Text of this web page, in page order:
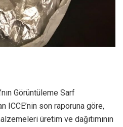
Görüntüleme Sarf
ICCE’nin son raporuna göre,
üretim ve dağıtımının